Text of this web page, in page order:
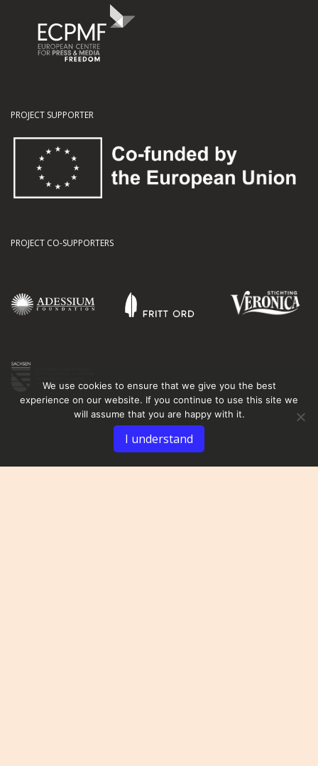
PROJECT SUPPORTER
PROJECT CO-SUPPORTERS
We use cookies to ensure that we give you the best
experience on our website. If you continue to use this site we
will assume that you are happy with it.
I understand